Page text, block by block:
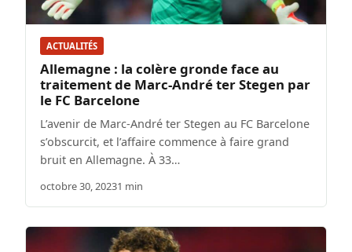
ACTUALITÉS
Allemagne : la colère gronde face au
traitement de Marc-André ter Stegen par
le FC Barcelone
L’avenir de Marc-André ter Stegen au FC Barcelone
s’obscurcit, et l’affaire commence à faire grand
bruit en Allemagne. À 33…
octobre 30, 20231 min